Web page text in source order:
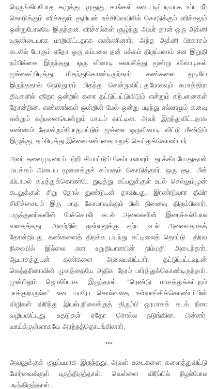
நெருங்கியபோது கழுத்து, முதுகு, கால்கள் என படிப்படியாக உப்பு நீர்
கொடுக்கும் எரிச்சலும் சூரியன் உச்சிவெயிலில் கொடுக்கும் எரிச்சலும்
ஒன்றுபோலவே இருந்தன. எரிச்சல்கள் சூழ்ந்து அவர் தான் ஒரு அக்னி
உருண்டையாக மாறிவிட்டதாக எண்ணினார். அந்த அக்னி பிரகாசம்
கடலில் போகும் ஏதோ ஒரு கப்பலை தன் பக்கம் திருப்பலாம் என இறுதி
நம்பிக்கை இருந்தது. ஒரு வினாடி சுவாசித்து மூன்று வினாடிகள்
மூச்சைப்பிடித்து மிதந்துகொண்டிருந்தார். கண்களை மூடியே
இருந்ததால் நெடுதூரம் மிதந்து சென்றுவிட்டதுபோலவும் சுமாத்திரா
தீவுகளில் ஏதோ ஒன்றில் கரை தட்டுப்பட்டுவிடும் என்றும் கற்பனைகள்
தோன்றின. எண்ணங்கள் ஒன்றின் மேல் ஒன்று படிந்து எல்லாமும் கனவு
என்றும் கற்பனையென்றும் மாயம் காட்டின. அவர் இறந்துவிட்டதாக
எண்ணம் தோன்றும்போதுமட்டும் மூச்சை ஒருவினாடி விட்டு மீண்டும்
இழுத்து, தம்பிடித்து இல்லை என்பதை உறுதி செய்துக்கொண்டார்.
அவர் தலைமுடியைப் பற்றி கியாட்டும் கெப்பாலாவும் தூக்கியபோதுதான்
மயக்கம் அடைய மூளைக்குச் சம்மதம் கொடுத்தார். ஒரு சூட மீன்
விடாமல் கடித்துக்கொண்டே துடித்து கப்பலுக்குள் உடல் செல்லும்முன்
கடலுக்குள் சிறு தோல் துண்டுடன் தாவியது. இரண்டுவார தீவிர
சிகிச்சையும் இரு மாத கோமாவுக்கும் பின் நினைவு திரும்பினார்.
மருத்துவர்களின் பேச்சொலி கடல் அலைகளின் இரைச்சல்போல
வதைத்தது. அவற்றில் துள்ளலுக்கு ஏற்ப உடல் அலைவதாகத்
தோன்றியது. கண்களைத் திறக்க பயந்து கட்டிலைத் தொட்டு திரவ
நிலையில் இல்லை என உறுதியானபின் நிம்மதி அடைந்தார்.
ஆயாசத்துடன் கண்களை அலையவிட்டார். தட்டுப்பட்டவுடன்
கெத்தரினாவின் முகத்தையே அதிக நேரம் பார்த்துக்கொண்டிருந்தார்.
முன்பிலும் ஜொலிப்பாக இருந்தாள். “ரெண்டு மாசத்துக்கப்புறம்
பாக்குறாருல்ல” என யாரோ சொல்வதை உள்வாங்கிக்கொண்டப்பின்
விழிகள் விரிந்து இயல்புநிலைக்குத் திரும்பி ஓரமாகக் கடல் நீரை
வழியவிட்டது. உதடுகள் ஏதோ சொல்ல நடுங்கின. பின்னர்
வாய்க்குள்ளாகவே அரற்றத்தொடங்கினார்.
***
அவனுக்குக் குழப்பமாக இருந்தது. அவள் உடைகளை களைத்துவிட்டு
போர்வைக்குள் புகுந்திருந்தாள். வெள்ளை விரிப்பில் நிழல்போல
படிந்திருந்தாள்.